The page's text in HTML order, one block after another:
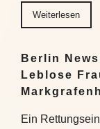
Weiterlesen
Berlin
Leblose
Ein